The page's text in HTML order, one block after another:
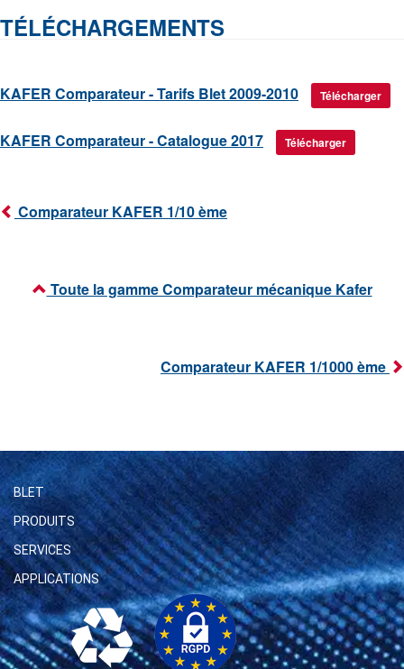
TÉLÉCHARGEMENTS
KAFER Comparateur - Tarifs Blet 2009-2010 Télécharger
KAFER Comparateur - Catalogue 2017 Télécharger
Comparateur KAFER 1/10 ème
Toute la gamme Comparateur mécanique Kafer
Comparateur KAFER 1/1000 ème
BLET
PRODUITS
SERVICES
APPLICATIONS